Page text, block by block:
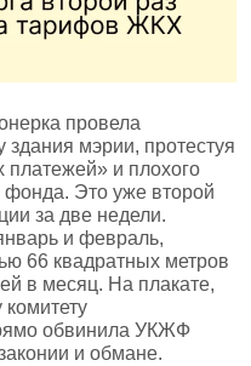
провела
здания мэрии, протестуя
платежей» и плохого
фонда. Это уже второй
за две недели.
и февраль,
66 квадратных метров
в месяц. На плакате,
обвинила УКЖФ
и обмане.